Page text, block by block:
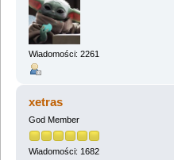
Wiadomości: 2261
xetras
God Member
Wiadomości: 1682